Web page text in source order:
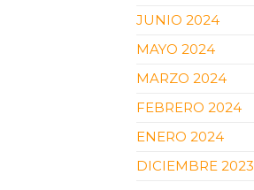
JUNIO 2024
MAYO 2024
MARZO 2024
FEBRERO 2024
ENERO 2024
DICIEMBRE 2023